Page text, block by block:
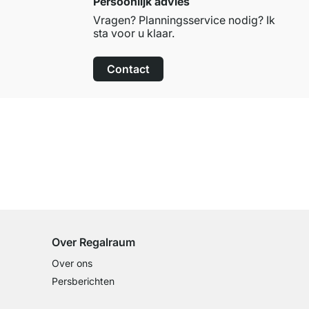
Vragen? Planningsservice nodig? Ik
sta voor u klaar.
Contact
Over Regalraum
Over ons
Persberichten